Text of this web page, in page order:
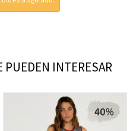
PUEDEN INTERESAR